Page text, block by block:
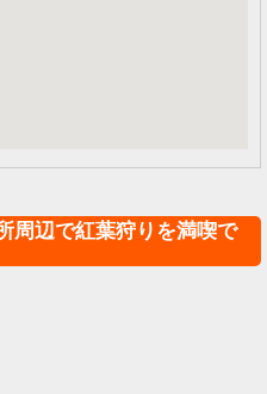
周辺で紅葉狩りを満喫で